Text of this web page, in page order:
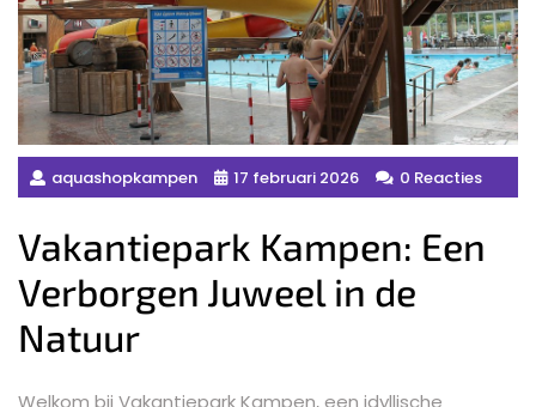
aquashopkampen 17 februari 2026 0 Reacties
Vakantiepark Kampen: Een
Verborgen Juweel in de
Natuur
Welkom bij Vakantiepark Kampen, een idyllische